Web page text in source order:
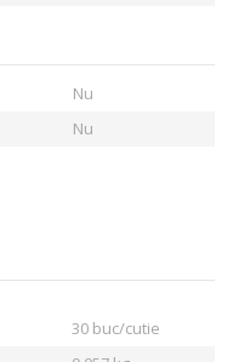
Nu
Nu
30 buc/cutie